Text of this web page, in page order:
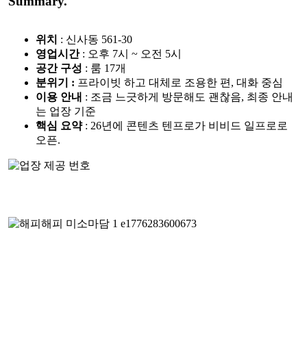
위치 : 신사동 561-30
영업시간: 오후 7시 ~ 오전 5시
공간 구성 : 룸 17개
분위기 : 프라이빗 하고 대체로 조용한 편, 대화 중심
이용 안내 : 조금 느긋하게 방문해도 괜찮음, 최종 안내
는 업장 기준
핵심 요약: 26년에 콘텐츠 텐프로가 비비드 일프로로
오픈.